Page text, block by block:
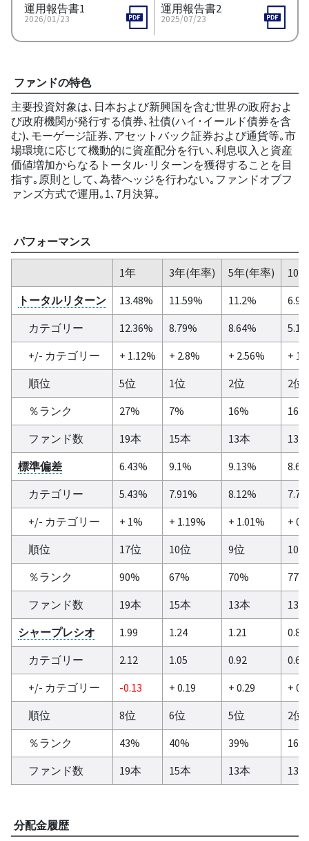
運用報告書1
2026/01/23
運用報告書2
2025/07/23
ファンドの特色
主要投資対象は､日本および新興国を含む世界の政府およ
び政府機関が発行する債券､社債(ハイ･イールド債券を含
む)､モーゲージ証券､アセットバック証券および通貨等｡市
場環境に応じて機動的に資産配分を行い､利息収入と資産
価値増加からなるトータル･リターンを獲得することを目
指す｡原則として､為替ヘッジを行わない｡ファンドオブフ
ァンズ方式で運用｡1､7月決算｡
パフォーマンス
1年 3年(年率) 5年(年率)
10
トータルリターン
13.48% 11.59% 11.2%
カテゴリー
12.36% 8.79% 8.64%
+/- カテゴリー
+ 1.12% + 2.8% + 2.56%
+
順位
5位 1位 2位
2位
％ランク
27% 7% 16%
16%
ファンド数
19本 15本 13本
13本
標準偏差
6.43% 9.1% 9.13%
カテゴリー
5.43% 7.91% 8.12%
+/- カテゴリー
+ 1% + 1.19% + 1.01%
+
順位
17位 10位 9位
10位
％ランク
90% 67% 70%
77%
ファンド数
19本 15本 13本
13本
シャープレシオ
1.99 1.24 1.21
0.8
カテゴリー
2.12 1.05 0.92
0.6
+/- カテゴリー
-0.13 + 0.19 + 0.29
+ 0.2
順位
8位 6位 5位
2位
％ランク
43% 40% 39%
16%
ファンド数
19本 15本 13本 13本
分配金履歴